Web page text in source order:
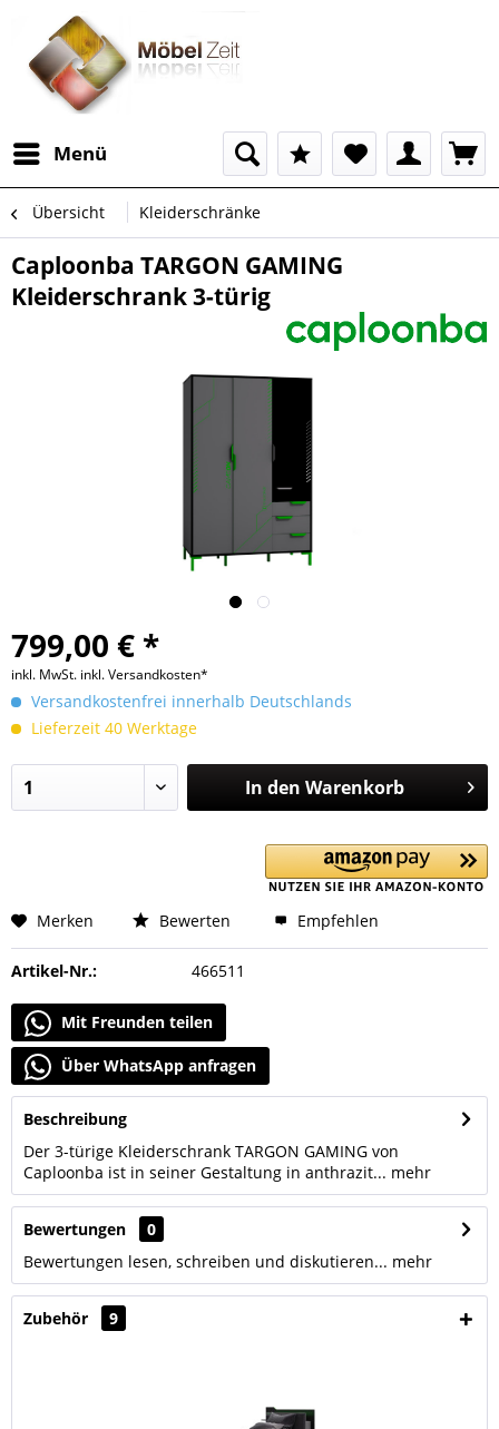
Menü
Übersicht Kleiderschränke
Caploonba TARGON GAMING
Kleiderschrank 3-türig
799,00 € *
inkl. MwSt. inkl. Versandkosten*
Versandkostenfrei innerhalb Deutschlands
Lieferzeit 40 Werktage
In den Warenkorb
Merken Bewerten Empfehlen
Artikel-Nr.: 466511
Mit Freunden teilen
Über WhatsApp anfragen
Beschreibung
Der 3-türige Kleiderschrank TARGON GAMING von
Caploonba ist in seiner Gestaltung in anthrazit... mehr
Bewertungen
0
Bewertungen lesen, schreiben und diskutieren... mehr
Zubehör 9